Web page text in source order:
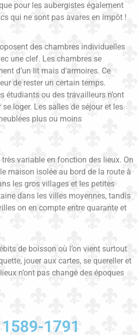
pour les aubergistes également
qui ne sont pas avares en impôt !
des chambres individuelles
une clef. Les chambres se
d’un lit mais d’armoires. Ce
de rester un certain temps.
étudiants ou des travailleurs n’ont
loger. Les salles de séjour et les
plus ou moins
très variable en fonction des lieux. On
maison isolée au bord de la route à
les gros villages et les petites
dans les villes moyennes, tandis
on en compte entre quarante et
de boisson où l’on vient surtout
jouer aux cartes, se quereller et
n’ont pas changé des époques
1791